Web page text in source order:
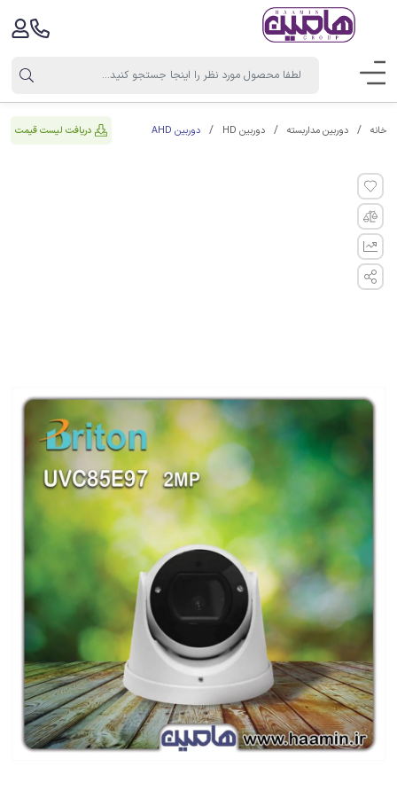
خانه دوربین مداربسته دوربین HD دوربین AHD دریافت لیست قیمت